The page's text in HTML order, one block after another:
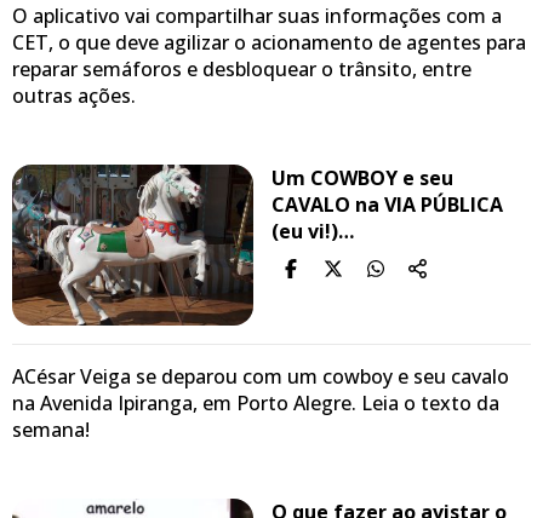
O aplicativo vai compartilhar suas informações com a
CET, o que deve agilizar o acionamento de agentes para
reparar semáforos e desbloquear o trânsito, entre
outras ações.
Um COWBOY e seu
CAVALO na VIA PÚBLICA
(eu vi!)…
ACésar Veiga se deparou com um cowboy e seu cavalo
na Avenida Ipiranga, em Porto Alegre. Leia o texto da
semana!
O que fazer ao avistar o